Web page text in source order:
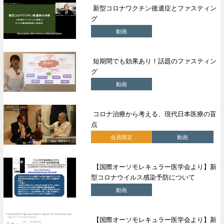
新型コロナワクチン後遺症とファスティン
グ
動画
短期間でも効果あり！話題のファスティン
グ
動画
コロナ治療から考える、現代日本医療の盲
点
会員限定 動画
【国際オーソモレキュラー医学会より】新
型コロナウイルス感染予防について
動画
【国際オーソモレキュラー医学会より】新